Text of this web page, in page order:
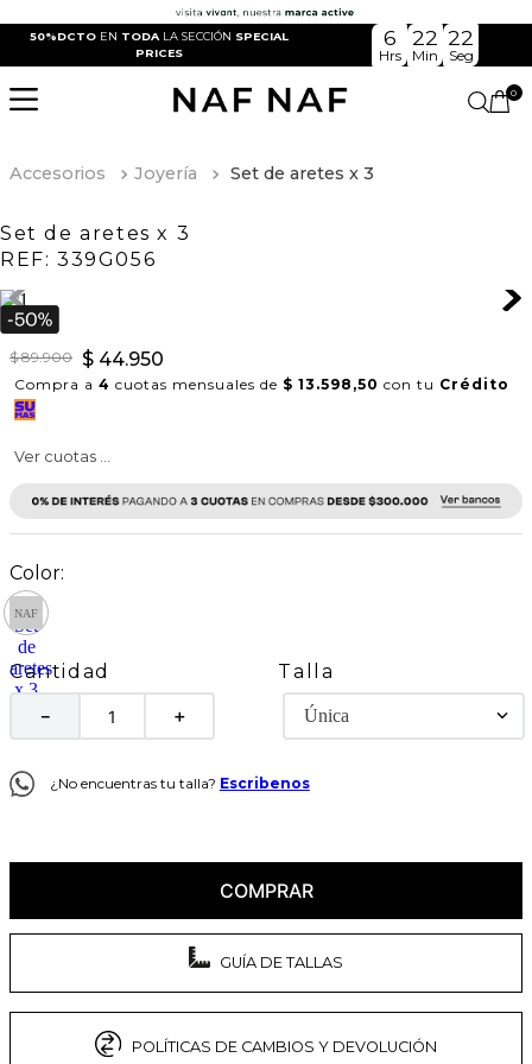
50%DCTO EN TODA LA SECCIÓN SPECIAL
PRICES
6
Hrs
22
Min
22
Seg
0
Accesorios Joyería Set de aretes x 3
Set de aretes x 3
REF: 339G056
$ 89.900 $ 44.950
Compra a 4 cuotas mensuales de $ 13.598,50 con tu Crédito
Ver cuotas ...
Cantidad
＋
－
Talla
Única
¿No encuentras tu talla? Escribenos
COMPRAR
GUÍA DE TALLAS
POLÍTICAS DE CAMBIOS Y DEVOLUCIÓN